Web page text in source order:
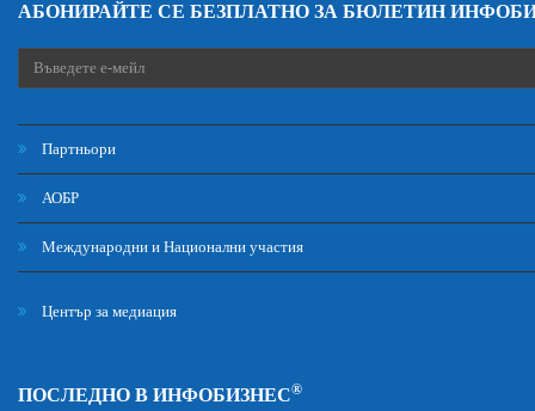
АБОНИРАЙТЕ СЕ БЕЗПЛАТНО ЗА БЮЛЕТИН
Партньори
АОБР
Международни и Национални участия
Център за медиация
ПОСЛЕДНО В ИНФОБИЗНЕС®